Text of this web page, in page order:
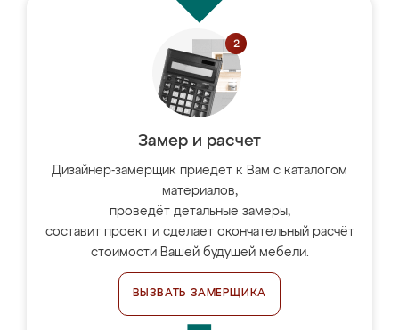
Замер и расчет
Дизайнер-замерщик приедет к Вам с каталогом
материалов,
проведёт детальные замеры,
составит проект и сделает окончательный расчёт
стоимости Вашей будущей мебели.
ВЫЗВАТЬ ЗАМЕРЩИКА